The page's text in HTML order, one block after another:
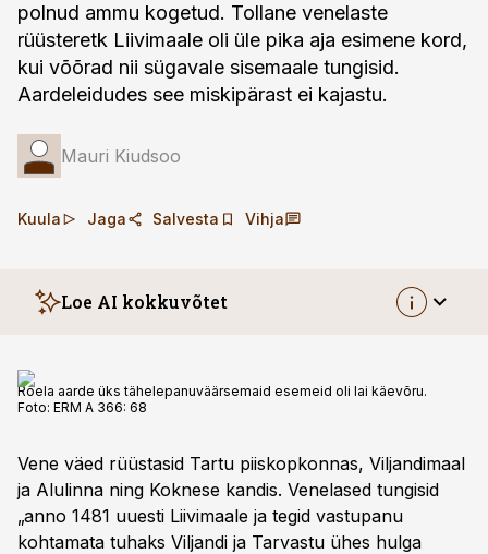
polnud ammu kogetud. Tollane venelaste
rüüsteretk Liivimaale oli üle pika aja esimene kord,
kui võõrad nii sügavale sisemaale tungisid.
Aardeleidudes see miskipärast ei kajastu.
Mauri Kiudsoo
Kuula Jaga Salvesta Vihja
Loe AI kokkuvõtet
Roela aarde üks tähelepanuväärsemaid esemeid oli lai käevõru.
Foto: ERM A 366: 68
Vene väed rüüstasid Tartu piiskopkonnas, Viljandimaal
ja Alulinna ning Koknese kandis. Venelased tungisid
„anno 1481 uuesti Liivimaale ja tegid vastupanu
kohtamata tuhaks Viljandi ja Tarvastu ühes hulga